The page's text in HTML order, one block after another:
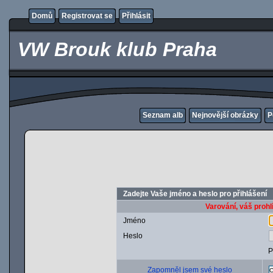
Domů Registrovat se Přihlásit
VW Brouk klub Praha
Seznam alb Nejnovější obrázky
Zadejte Vaše jméno a heslo pro přihlášení
Varování, váš
Jméno
Heslo
Zapomněl jsem své heslo